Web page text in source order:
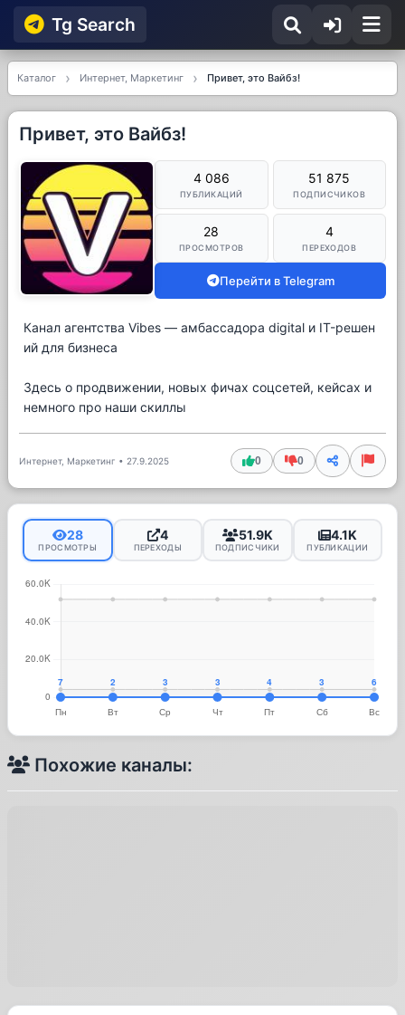
Tg Searсh
Каталог Интернет, Маркетинг Привет, это Вайбз!
Привет, это Вайбз!
4 086
ПУБЛИКАЦИЙ
51 875
ПОДПИСЧИКОВ
28
ПРОСМОТРОВ
4
ПЕРЕХОДОВ
Перейти в Telegram
Канал агентства Vibes — амбассадора digital и IT-решен
ий для бизнеса
Здесь о продвижении, новых фичах соцсетей, кейсах и
немного про наши скиллы
Интернет, Маркетинг • 27.9.2025 0 0
28
ПРОСМОТРЫ
4
ПЕРЕХОДЫ
51.9K
ПОДПИСЧИКИ
4.1K
ПУБЛИКАЦИИ
Похожие каналы: